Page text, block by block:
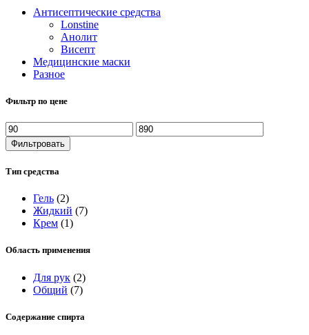
Антисептические средства
Lonstine
Анолит
Висепт
Медицинские маски
Разное
Фильтр по цене
Фильтровать
Тип средства
Гель (2)
Жидкий (7)
Крем (1)
Область применения
Для рук (2)
Общий (7)
Содержание спирта